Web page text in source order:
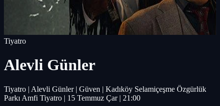
Tiyatro
Alevli Günler
Tiyatro | Alevli Günler | Güven | Kadıköy Selamiçeşme Özgürlük
Parkı Amfi Tiyatro | 15 Temmuz Çar | 21:00